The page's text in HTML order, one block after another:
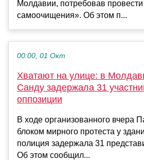
Молдавии, потребовав
самоочищения». Об этом п...
00:00, 01 Окт
Хватают на улице: в
Санду задержала 31
оппозиции
В ходе организованного вчера
блоком мирного протеста у
полиция задержала 31
Об этом сообщил...